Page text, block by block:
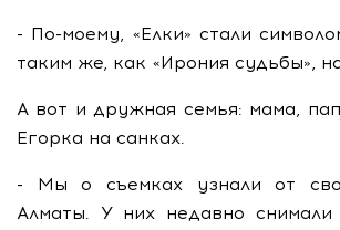
- По-моему, «Елки» стали
таким же, как «Ирония судьбы»,
А вот и дружная семья: мама,
Егорка на санках.
- Мы о съемках узнали от
Алматы. У них недавно